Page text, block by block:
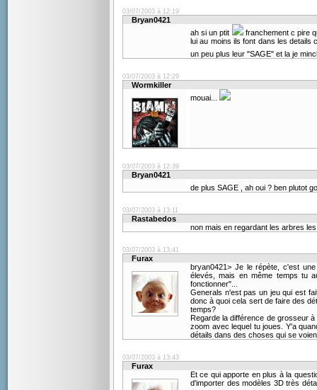
03/07/2003 à 12:19
Bryan0421
ah si un ptit
franchement c pire
lui au moins ils font dans les details
un peu plus leur "SAGE" et la je
03/07/2003 à 12:29
Wormkiller
mouai...
03/07/2003 à 12:39
Bryan0421
de plus SAGE , ah oui ? ben plutot
03/07/2003 à 13:11
Rastabedos
non mais en regardant les arbres
03/07/2003 à 13:41
Furax
bryan0421> Je le répète, c'est
élevés, mais en même temps tu
fonctionner"...
Generals n'est pas un jeu qui est
donc à quoi cela sert de faire des
temps?
Regarde la différence de grosseur
zoom avec lequel tu joues. Y'a
détails dans des choses qui se
03/07/2003 à 13:43
Furax
Et ce qui apporte en plus à la
d'importer des modèles 3D très